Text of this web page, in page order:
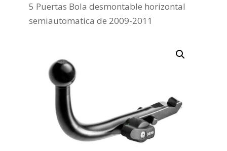
5 Puertas Bola desmontable horizontal
semiautomatica de 2009-2011